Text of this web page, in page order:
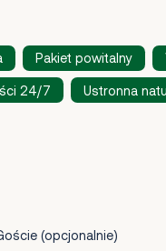
Pakiet powitalny
24/7 Ustronna
(opcjonalnie)